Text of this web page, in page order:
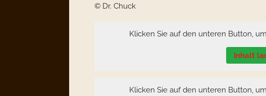
© Dr. Chuck
Klicken Sie auf den unteren Button,
Inhalt
Klicken Sie auf den unteren Button,